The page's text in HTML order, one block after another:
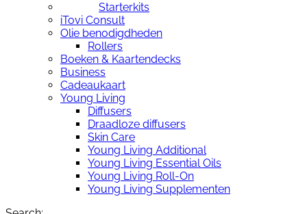
Starterkits
iTovi Consult
Olie benodigdheden
Rollers
Boeken & Kaartendecks
Business
Cadeaukaart
Young Living
Diffusers
Draadloze diffusers
Skin Care
Young Living Additional
Young Living Essential Oils
Young Living Roll-On
Young Living Supplementen